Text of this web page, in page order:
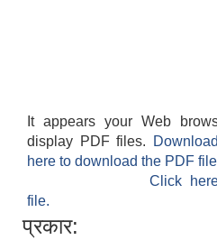
It appears your Web
display PDF files.
here to download the PDF
Click
file.
प्रकार: